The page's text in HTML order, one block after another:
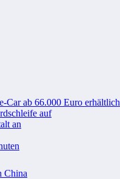
Car ab 66.000 Euro erhältlich
auf
an
China